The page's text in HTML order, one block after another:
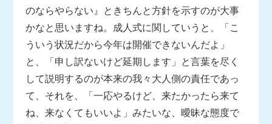
のならやらない』ときちんと方針を示すのが大事
かなと思いますね。成人式に関していうと、「こ
ういう状況だから今年は開催できないんだよ」
と、「申し訳ないけど延期します」と言葉を尽く
して説明するのが本来の我々大人側の責任であっ
て、それを、「一応やるけど、来たかったら来て
ね、来なくてもいいよ」みたいな、曖昧な態度で